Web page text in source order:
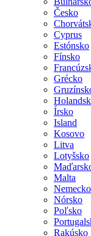
Česko
Cyprus
Estónsko
Fínsko
Grécko
Írsko
Island
Kosovo
Litva
Lotyšsko
Malta
Nemecko
Nórsko
Poľsko
Rakúsko